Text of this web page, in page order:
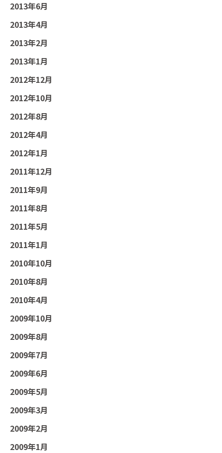
2013年6月
2013年4月
2013年2月
2013年1月
2012年12月
2012年10月
2012年8月
2012年4月
2012年1月
2011年12月
2011年9月
2011年8月
2011年5月
2011年1月
2010年10月
2010年8月
2010年4月
2009年10月
2009年8月
2009年7月
2009年6月
2009年5月
2009年3月
2009年2月
2009年1月